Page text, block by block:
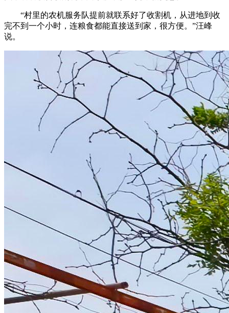
“村里的农机服务队提前就联系好了收割机，从进地到收
完不到一个小时，连粮食都能直接送到家，很方便。”汪峰
说。